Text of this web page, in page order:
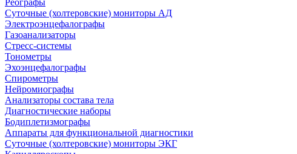
Реографы
Суточные (холтеровские) мониторы АД
Электроэнцефалографы
Газоанализаторы
Стресс-системы
Тонометры
Эхоэнцефалографы
Спирометры
Нейромиографы
Анализаторы состава тела
Диагностические наборы
Бодиплетизмографы
Аппараты для функциональной диагностики
Суточные (холтеровские) мониторы ЭКГ